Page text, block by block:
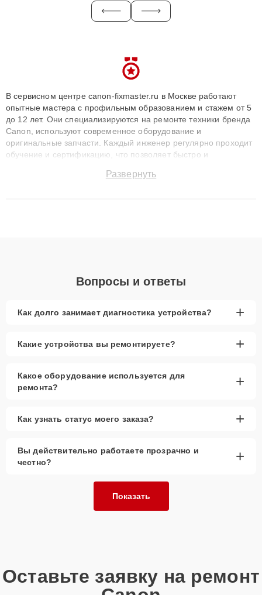
В сервисном центре canon-fixmaster.ru в Москве работают
опытные мастера с профильным образованием и стажем от 5
до 12 лет. Они специализируются на ремонте техники бренда
Canon, используют современное оборудование и
оригинальные запчасти. Каждый инженер регулярно проходит
обучение и сертификацию, что позволяет быстро и
сохранением гарантии до 3 лет. Наши мастера решают
Развернуть
Вопросы и ответы
Как долго занимает диагностика устройства? +
Какие устройства вы ремонтируете? +
Какое оборудование используется для
ремонта?
+
Как узнать статус моего заказа? +
Вы действительно работаете прозрачно и
честно?
+
Показать
Оставьте заявку на ремонт